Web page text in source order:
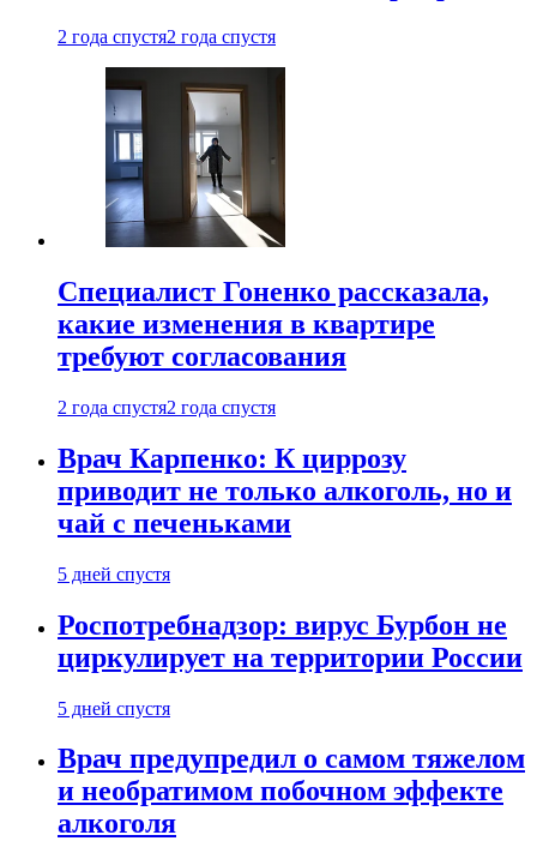
2 года спустя2 года спустя
Специалист Гоненко рассказала,
какие изменения в квартире
требуют согласования
2 года спустя2 года спустя
Врач Карпенко: К циррозу
приводит не только алкоголь, но и
чай с печеньками
5 дней спустя
Роспотребнадзор: вирус Бурбон не
циркулирует на территории России
5 дней спустя
Врач предупредил о самом тяжелом
и необратимом побочном эффекте
алкоголя